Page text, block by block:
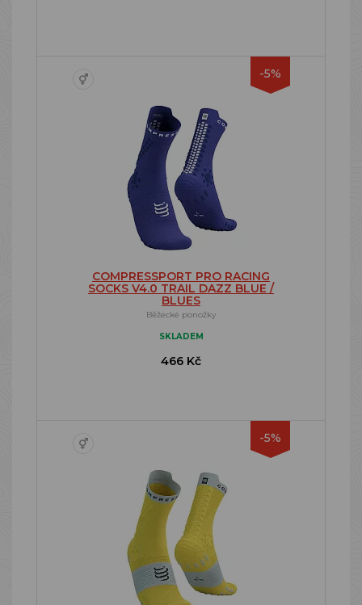
-5%
COMPRESSPORT PRO RACING
SOCKS V4.0 TRAIL DAZZ BLUE /
BLUES
Běžecké ponožky
SKLADEM
466 Kč
-5%